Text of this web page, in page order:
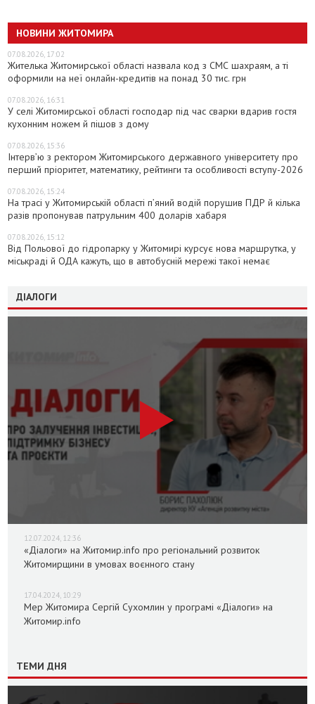
НОВИНИ ЖИТОМИРА
07.08.2026, 17:02
Жителька Житомирської області назвала код з СМС шахраям, а ті
оформили на неї онлайн-кредитів на понад 30 тис. грн
07.08.2026, 16:31
У селі Житомирської області господар під час сварки вдарив гостя
кухонним ножем й пішов з дому
07.08.2026, 15:36
Інтерв’ю з ректором Житомирського державного університету про
перший пріоритет, математику, рейтинги та особливості вступу-2026
07.08.2026, 15:24
На трасі у Житомирській області п’яний водій порушив ПДР й кілька
разів пропонував патрульним 400 доларів хабаря
07.08.2026, 15:12
Від Польової до гідропарку у Житомирі курсує нова маршрутка, у
міськраді й ОДА кажуть, що в автобусній мережі такої немає
ДІАЛОГИ
12.07.2024, 12:36
«Діалоги» на Житомир.info про регіональний розвиток
Житомирщини в умовах воєнного стану
17.04.2024, 10:29
Мер Житомира Сергій Сухомлин у програмі «Діалоги» на
Житомир.info
ТЕМИ ДНЯ